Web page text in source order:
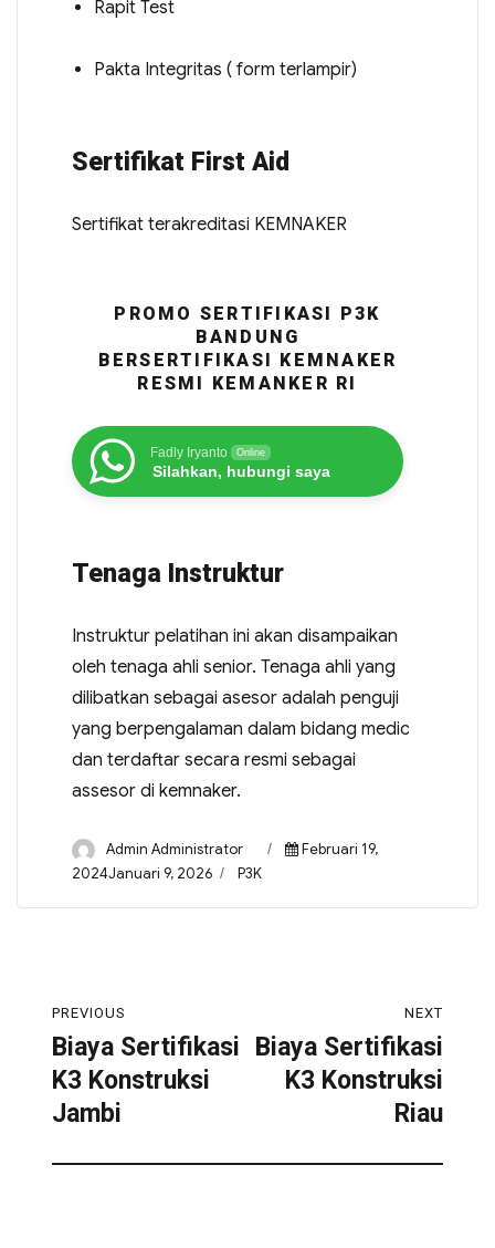
Rapit Test
Pakta Integritas ( form terlampir)
Sertifikat First Aid
Sertifikat terakreditasi KEMNAKER
PROMO SERTIFIKASI P3K
BANDUNG
BERSERTIFIKASI KEMNAKER
RESMI KEMANKER RI
Fadly Iryanto Online
Silahkan, hubungi saya
Tenaga Instruktur
Instruktur pelatihan ini akan disampaikan
oleh tenaga ahli senior. Tenaga ahli yang
dilibatkan sebagai asesor adalah penguji
yang berpengalaman dalam bidang medic
dan terdaftar secara resmi sebagai
assesor di kemnaker.
Admin Administrator
Februari 19,
2024Januari 9, 2026
P3K
PREVIOUS
Biaya Sertifikasi
K3 Konstruksi
Jambi
NEXT
Biaya Sertifikasi
K3 Konstruksi
Riau